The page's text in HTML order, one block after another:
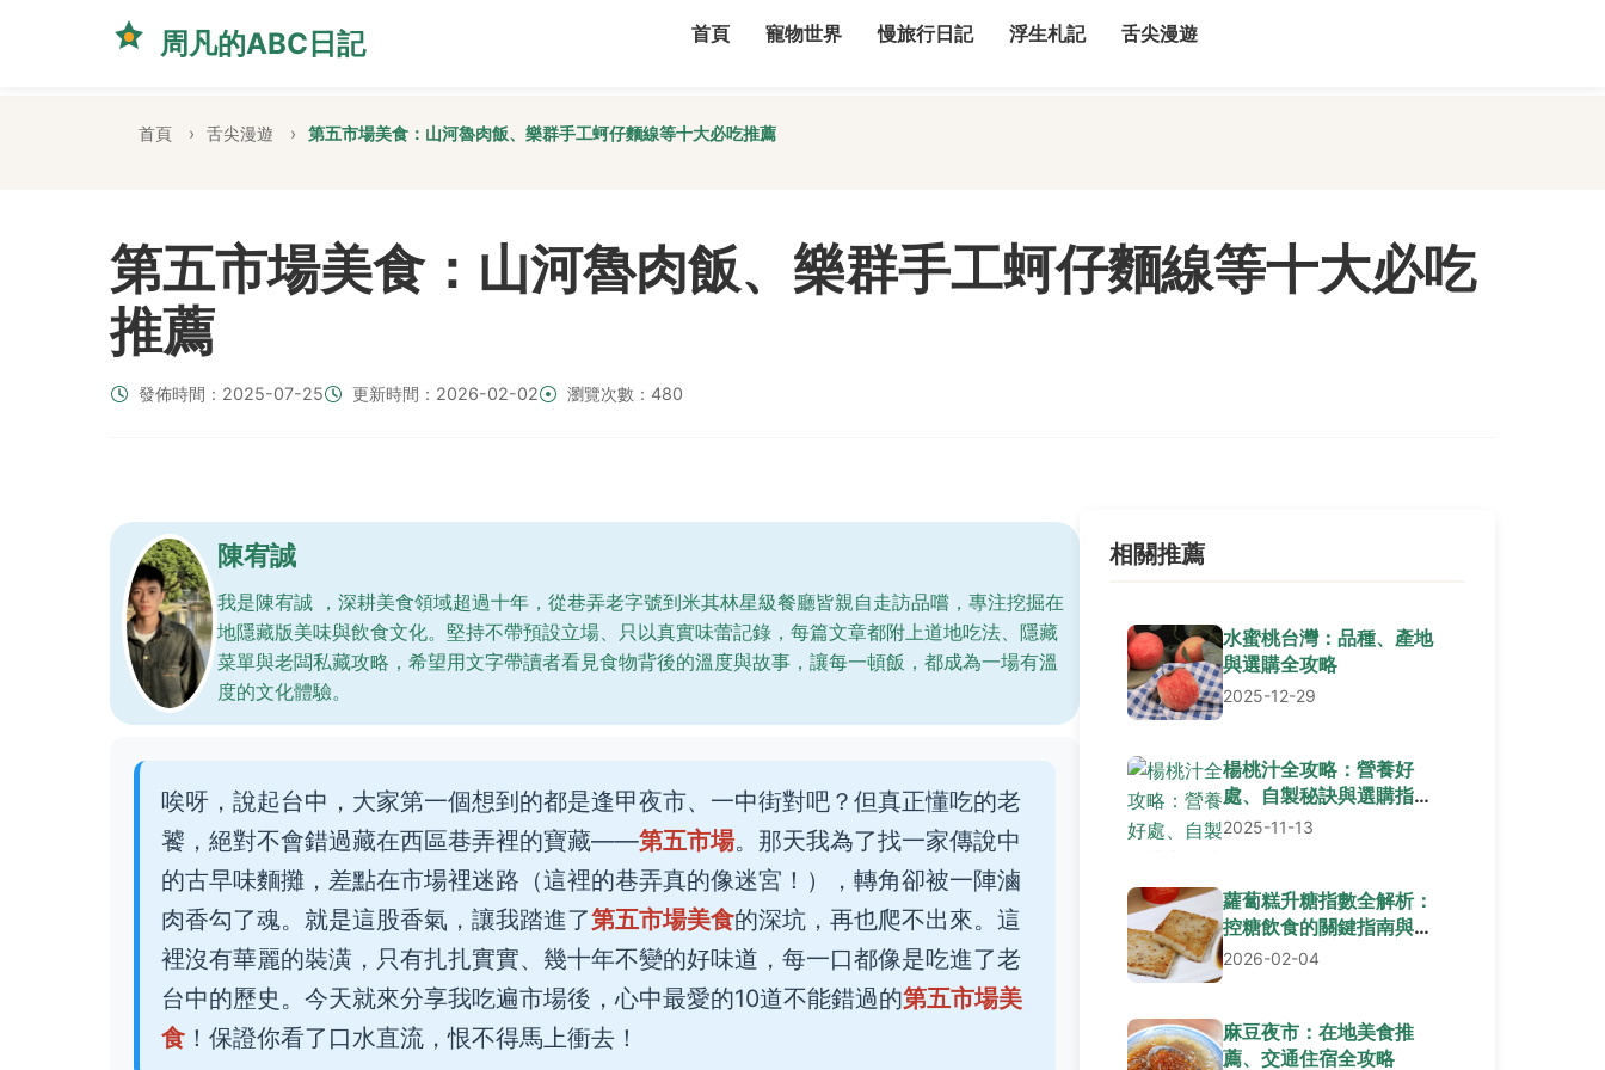
周凡的ABC日記 首頁 寵物世界 慢旅行日記 浮生札記 舌尖漫遊
首頁 舌尖漫遊 第五市場美食：山河魯肉飯、樂群手工蚵仔麵線等十大必吃推薦
第五市場美食：山河魯肉飯、樂群手工蚵仔麵線等十大必吃
推薦
發佈時間：2025-07-25 更新時間：2026-02-02 瀏覽次數：480
陳宥誠
我是陳宥誠 ，深耕美食領域超過十年，從巷弄老字號到米其林星級餐廳皆親自走訪品嚐，專注挖掘在
地隱藏版美味與飲食文化。堅持不帶預設立場、只以真實味蕾記錄，每篇文章都附上道地吃法、隱藏
菜單與老闆私藏攻略，希望用文字帶讀者看見食物背後的溫度與故事，讓每一頓飯，都成為一場有溫
度的文化體驗。
唉呀，說起台中，大家第一個想到的都是逢甲夜市、一中街對吧？但真正懂吃的老
饕，絕對不會錯過藏在西區巷弄裡的寶藏——第五市場。那天我為了找一家傳說中
的古早味麵攤，差點在市場裡迷路（這裡的巷弄真的像迷宮！），轉角卻被一陣滷
肉香勾了魂。就是這股香氣，讓我踏進了第五市場美食的深坑，再也爬不出來。這
裡沒有華麗的裝潢，只有扎扎實實、幾十年不變的好味道，每一口都像是吃進了老
台中的歷史。今天就來分享我吃遍市場後，心中最愛的10道不能錯過的第五市場美
食 ！保證你看了口水直流，恨不得馬上衝去！
相關推薦
水蜜桃台灣：品種、產地
與選購全攻略
2025-12-29
楊桃汁全攻略：營養好
處、自製秘訣與選購指南
一次看懂
2025-11-13
蘿蔔糕升糖指數全解析：
控糖飲食的關鍵指南與實
用建議
2026-02-04
麻豆夜市：在地美食推
薦、交通住宿全攻略